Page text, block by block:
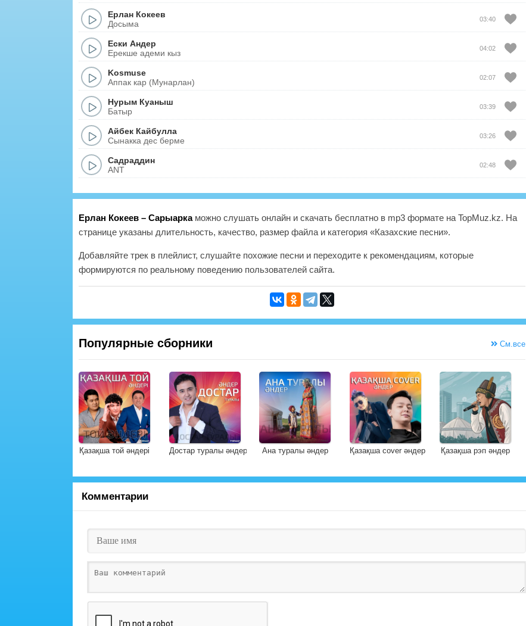
Ерлан Кокеев
Досыма
03:40
Ески Андер
Ерекше адеми кыз
04:02
Kosmuse
Аппак кар (Мунарлан)
02:07
Нурым Куаныш
Батыр
03:39
Айбек Кайбулла
Сынакка дес берме
03:26
Садраддин
ANT
02:48
Ерлан Кокеев – Сарыаркаможно слушать онлайн и скачать бесплатно в mp3 формате на TopMuz.kz. На
странице указаны длительность, качество, размер файла и категория «Казахские песни».
Добавляйте трек в плейлист, слушайте похожие песни и переходите к рекомендациям, которые
формируются по реальному поведению пользователей сайта.
Популярные сборники См.все
Қазақша той әндері Достар туралы әндер Ана туралы әндер Қазақша cover әндер Қазақша рэп әндер
Комментарии